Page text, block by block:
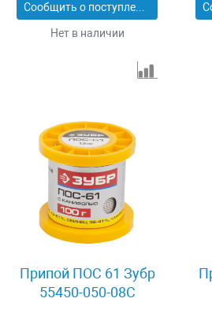
Сообщить о поступлении
Нет в наличии
Припой ПОС 61 Зубр
55450-050-08C